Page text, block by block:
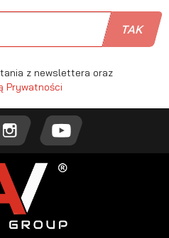
z newslettera oraz
Prywatności